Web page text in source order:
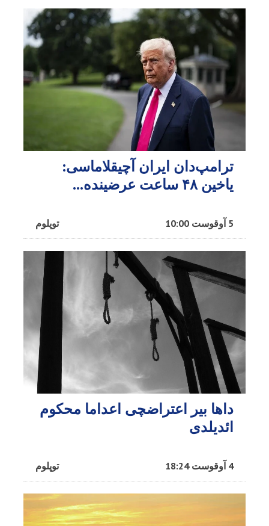
ترامپ‌دان ایران آچیقلاماسی:
یاخین ۴۸ ساعت عرضینده...
توپلوم 5 آوقوست 10:00
داها بیر اعتراضچی اعداما محکوم
ائدیلدی
توپلوم 4 آوقوست 18:24